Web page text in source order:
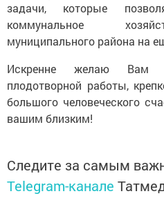
задачи, которые
коммунальное
муниципального района на
Искренне желаю Вам
плодотворной работы,
большого человеческого
вашим близким!
Следите за самым
Telegram-канале